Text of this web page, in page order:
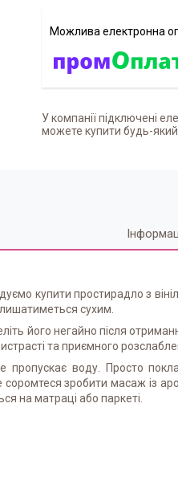
У компанії підключені
можете купити будь-
купити простирадло з
сухим.
його негайно після
та приємного
воду. Просто
зробити масаж із
на матраці або паркеті.